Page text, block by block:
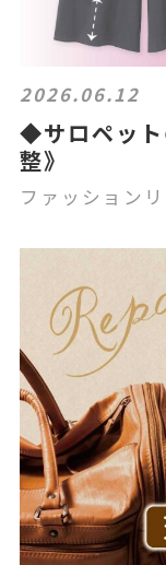
2026.06.12
◆サロペット
整》
ファッション